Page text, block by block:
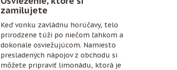
zamilujete
Keď vonku zavládnu horúčavy, telo
prirodzene túži po niečom ľahkom a
dokonale osviežujúcom. Namiesto
presladených nápojov z obchodu si
môžete pripraviť limonádu, ktorá je